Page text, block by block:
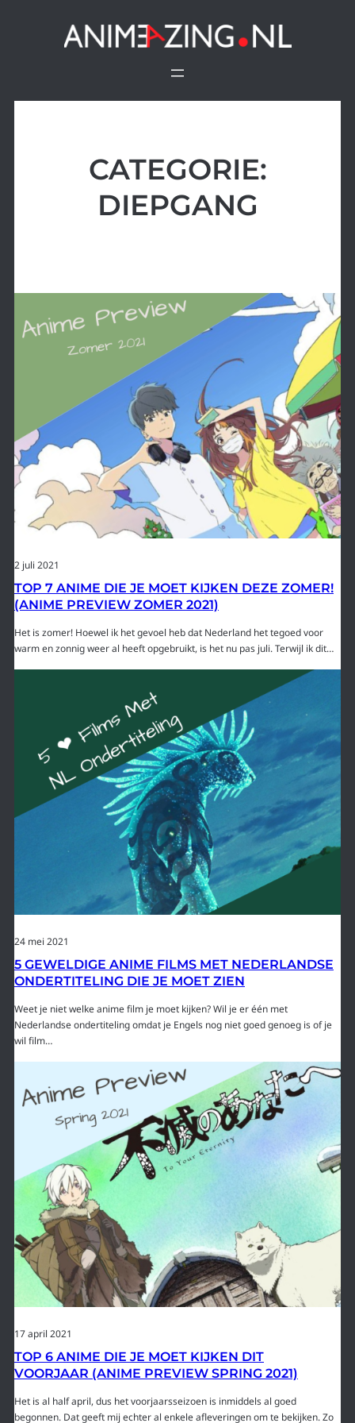
CATEGORIE:
DIEPGANG
2 juli 2021
TOP 7 ANIME DIE JE MOET KIJKEN DEZE ZOMER!
(ANIME PREVIEW ZOMER 2021)
Het is zomer! Hoewel ik het gevoel heb dat Nederland het tegoed voor
warm en zonnig weer al heeft opgebruikt, is het nu pas juli. Terwijl ik dit…
24 mei 2021
5 GEWELDIGE ANIME FILMS MET NEDERLANDSE
ONDERTITELING DIE JE MOET ZIEN
Weet je niet welke anime film je moet kijken? Wil je er één met
Nederlandse ondertiteling omdat je Engels nog niet goed genoeg is of je
wil film…
17 april 2021
TOP 6 ANIME DIE JE MOET KIJKEN DIT
VOORJAAR (ANIME PREVIEW SPRING 2021)
Het is al half april, dus het voorjaarsseizoen is inmiddels al goed
begonnen. Dat geeft mij echter al enkele afleveringen om te bekijken. Zo